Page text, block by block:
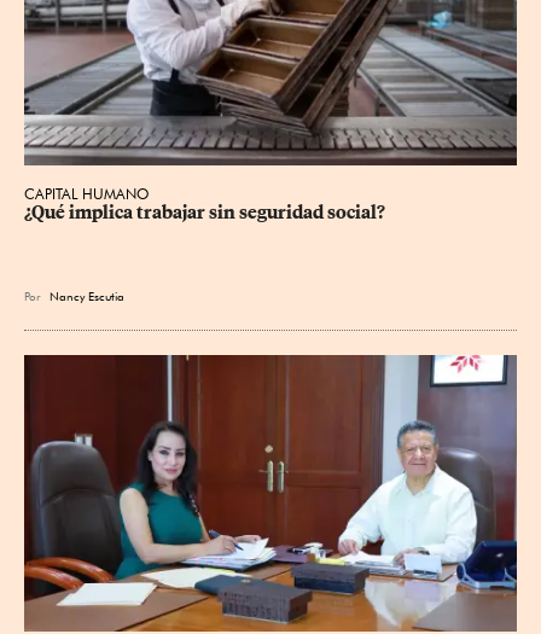
CAPITAL HUMANO
¿Qué implica trabajar sin seguridad social?
Por Nancy Escutia